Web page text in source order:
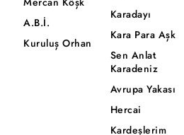
A.B.İ.
Kuruluş Orhan
Karadayı
Kara Para Aşk
Sen Anlat
Karadeniz
Avrupa Yakası
Hercai
Kardeşlerim